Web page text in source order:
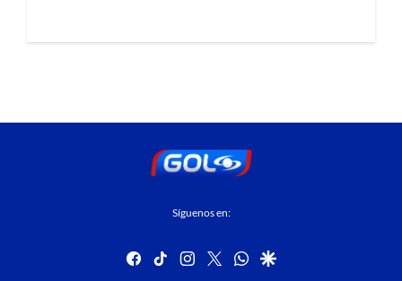
Síguenos en:
facebook
tiktok instagram
twitterwhatsapp
google